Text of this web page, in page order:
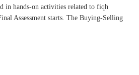
in hands-on activities related to fiqh
Assessment starts. The Buying-Selling